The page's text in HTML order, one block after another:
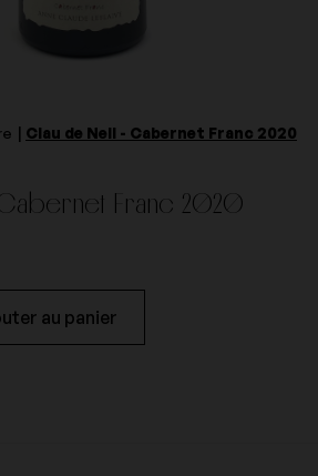
Clau de Nell - Cabernet Franc 2020
Franc 2020
au panier